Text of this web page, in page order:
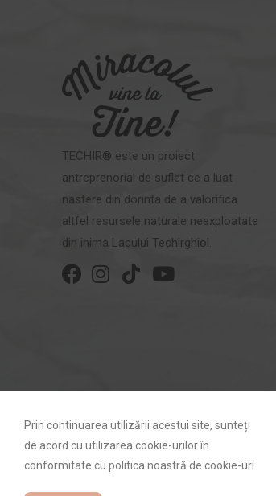
TECHIR® este un proiect
antreprenorial de suflet ce a luat
nastere din dorinta de a valorifica
altfel resursele naturale neexploatate
din inima Lacului Techirghiol.
Prin continuarea utilizării acestui site, sunteți
de acord cu utilizarea cookie-urilor în
conformitate cu politica noastră de cookie-uri.